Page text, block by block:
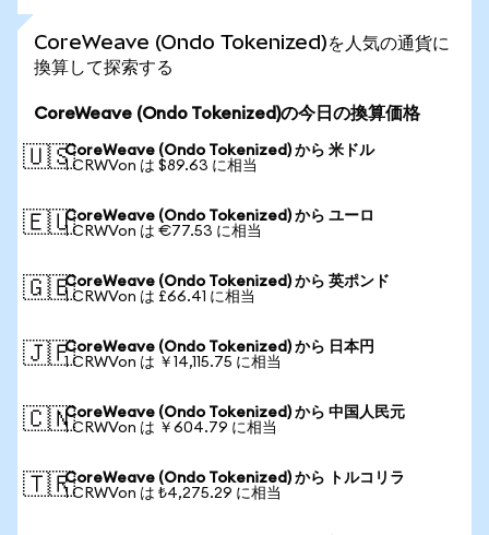
CoreWeave (Ondo Tokenized)を人気の通貨に
換算して探索する
CoreWeave (Ondo Tokenized)の今日の換算価格
🇺🇸CoreWeave (Ondo Tokenized) から 米ドル
1 CRWVon は $89.63 に相当
🇪🇺CoreWeave (Ondo Tokenized) から ユーロ
1 CRWVon は €77.53 に相当
🇬🇧CoreWeave (Ondo Tokenized) から 英ポンド
1 CRWVon は £66.41 に相当
🇯🇵CoreWeave (Ondo Tokenized) から 日本円
1 CRWVon は ￥14,115.75 に相当
🇨🇳CoreWeave (Ondo Tokenized) から 中国人民元
1 CRWVon は ￥604.79 に相当
🇹🇷CoreWeave (Ondo Tokenized) から トルコリラ
1 CRWVon は ₺4,275.29 に相当